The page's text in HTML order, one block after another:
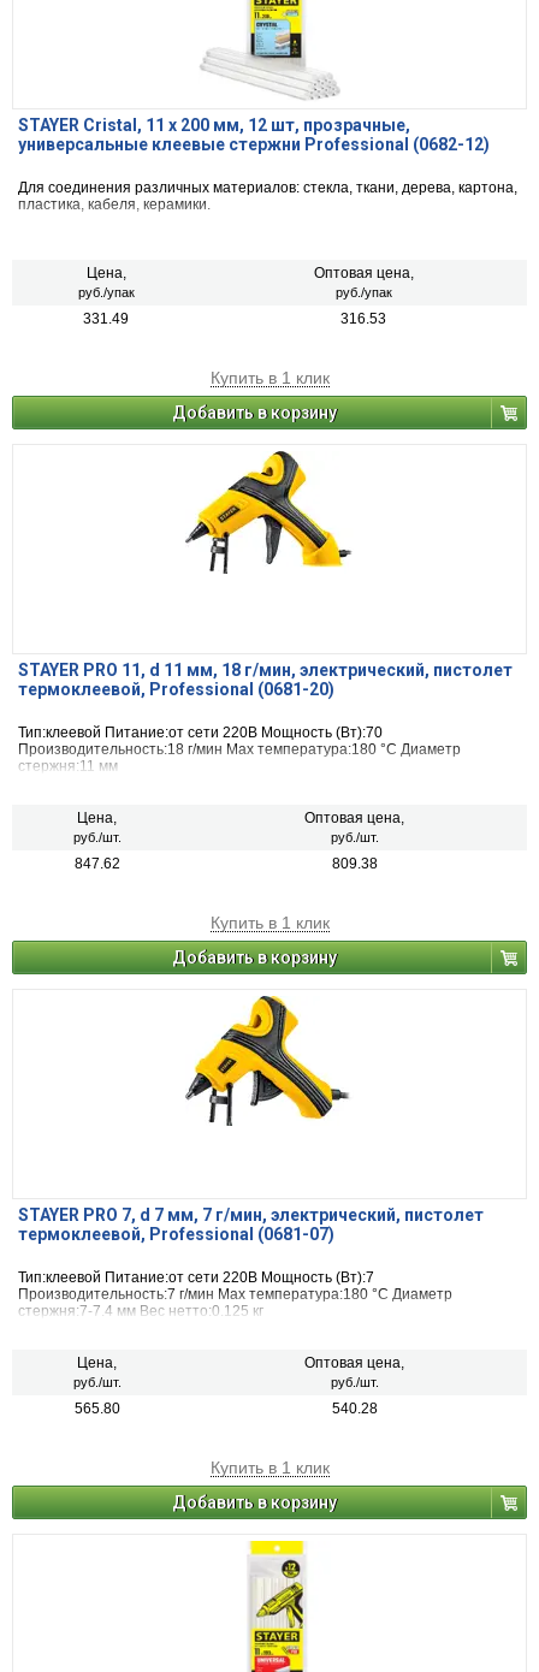
STAYER Cristal, 11 х 200 мм, 12 шт, прозрачные,
универсальные клеевые стержни Professional (0682-12)
Для соединения различных материалов: стекла, ткани, дерева, картона,
пластика, кабеля, керамики.
Цена,
руб./упак
Оптовая цена,
руб./упак
331.49 316.53
Купить в 1 клик
Добавить в корзину
STAYER PRO 11, d 11 мм, 18 г/мин, электрический, пистолет
термоклеевой, Professional (0681-20)
Тип:клеевой Питание:от сети 220В Мощность (Вт):70
Производительность:18 г/мин Max температура:180 °С Диаметр
стержня:11 мм
Цена,
руб./шт.
Оптовая цена,
руб./шт.
847.62 809.38
Купить в 1 клик
Добавить в корзину
STAYER PRO 7, d 7 мм, 7 г/мин, электрический, пистолет
термоклеевой, Professional (0681-07)
Тип:клеевой Питание:от сети 220В Мощность (Вт):7
Производительность:7 г/мин Max температура:180 °С Диаметр
стержня:7-7.4 мм Вес нетто:0.125 кг
Цена,
руб./шт.
Оптовая цена,
руб./шт.
565.80 540.28
Купить в 1 клик
Добавить в корзину